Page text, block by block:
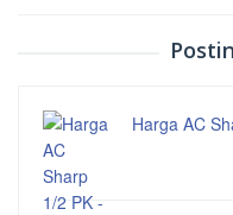
Harga AC